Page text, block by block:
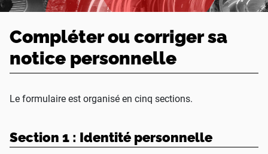
Compléter ou corriger sa
notice personnelle
Le formulaire est organisé en cinq sections.
Section 1 : Identité personnelle